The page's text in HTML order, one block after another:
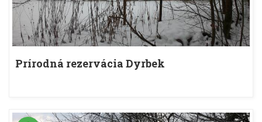
Prírodná rezervácia Dyrbek